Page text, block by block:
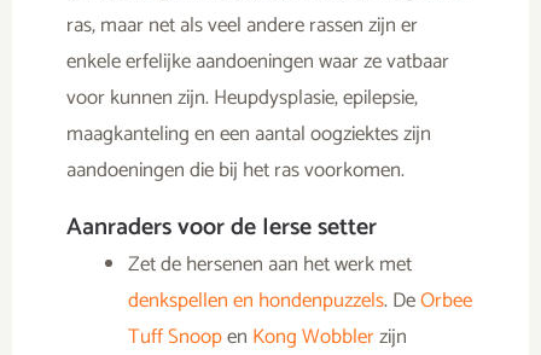
ras, maar net als veel andere rassen zijn er
enkele erfelijke aandoeningen waar ze vatbaar
voor kunnen zijn.Heupdysplasie, epilepsie,
maagkanteling en een aantal oogziektes zijn
aandoeningen die bij het ras voorkomen.
Aanraders voor de Ierse setter
Zet de hersenen aan het werk met
denkspellen en hondenpuzzels. DeOrbee
Tuff Snoopen Kong Wobblerzijn